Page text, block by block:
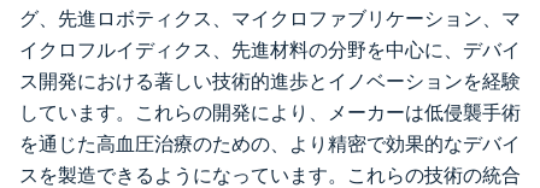
グ、先進ロボティクス、マイクロファブリケーション、マ
イクロフルイディクス、先進材料の分野を中心に、デバイ
ス開発における著しい技術的進歩とイノベーションを経験
しています。これらの開発により、メーカーは低侵襲手術
を通じた高血圧治療のための、より精密で効果的なデバイ
スを製造できるようになっています。これらの技術の統合